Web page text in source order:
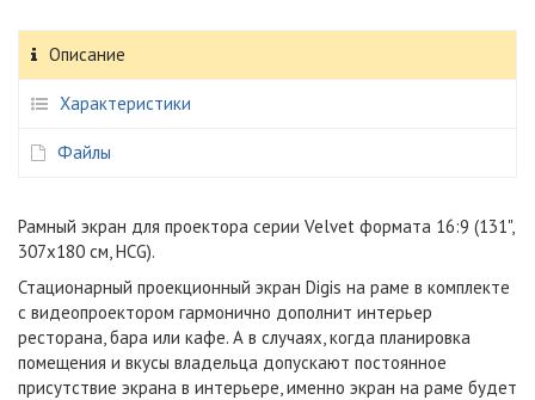
Описание
Характеристики
Файлы
Рамный экран для проектора серии Velvet формата 16:9 (131",
307x180 см, HCG).
Стационарный проекционный экран Digis на раме в комплекте
с видеопроектором гармонично дополнит интерьер
ресторана, бара или кафе. А в случаях, когда планировка
помещения и вкусы владельца допускают постоянное
присутствие экрана в интерьере, именно экран на раме будет